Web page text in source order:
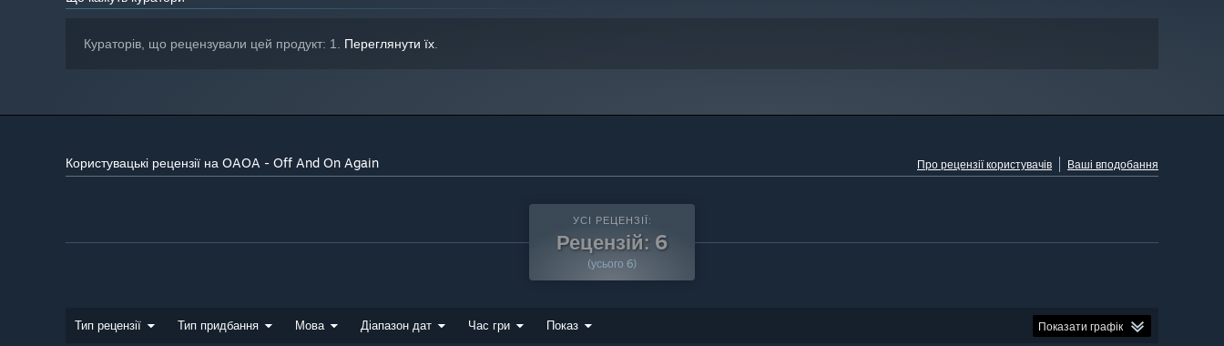
Кураторів, що рецензували цей продукт: 1. Переглянути їх.
Користувацькі рецензії на OAOA - Off And On Again Про рецензії користувачів Ваші вподобання
УСІ РЕЦЕНЗІЇ:
Рецензій: 6
(усього 6)
Тип рецензії Тип придбання Мова Діапазон дат Час гри Показ Показати графік